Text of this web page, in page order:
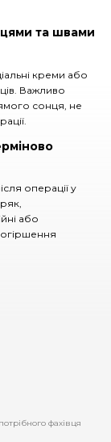
та швами
креми або
Важливо
сонця, не
операції у
або
фахівця